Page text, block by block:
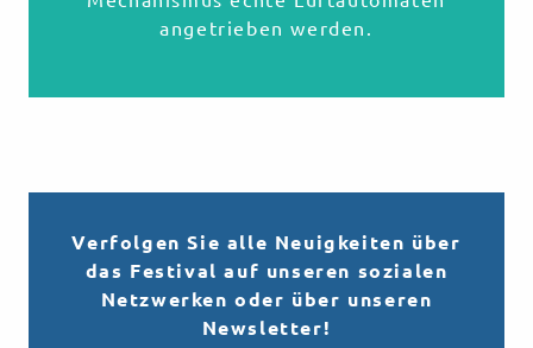
angetrieben werden.
Verfolgen Sie alle Neuigkeiten über
das Festival auf unseren sozialen
Netzwerken oder über unseren
Newsletter!